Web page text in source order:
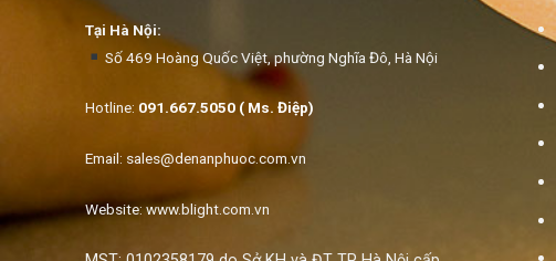
Tại Hà Nội:
Số 469 Hoàng Quốc Việt, phường Nghĩa Đô, Hà Nội
Hotline: 091.667.5050 ( Ms. Điệp)
Email: sales@denanphuoc.com.vn
Website: www.blight.com.vn